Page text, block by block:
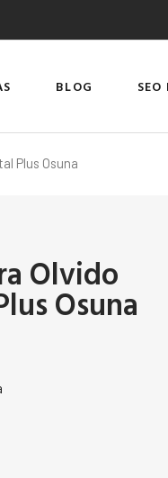
BLOG
Plus Osuna
Olvido
Osuna